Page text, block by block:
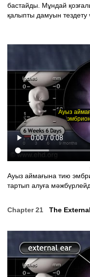
бастайды. Мұндай
қалыпты дамуын тездету
Ауыз аймағына тию
тартып алуға
Chapter 21 The